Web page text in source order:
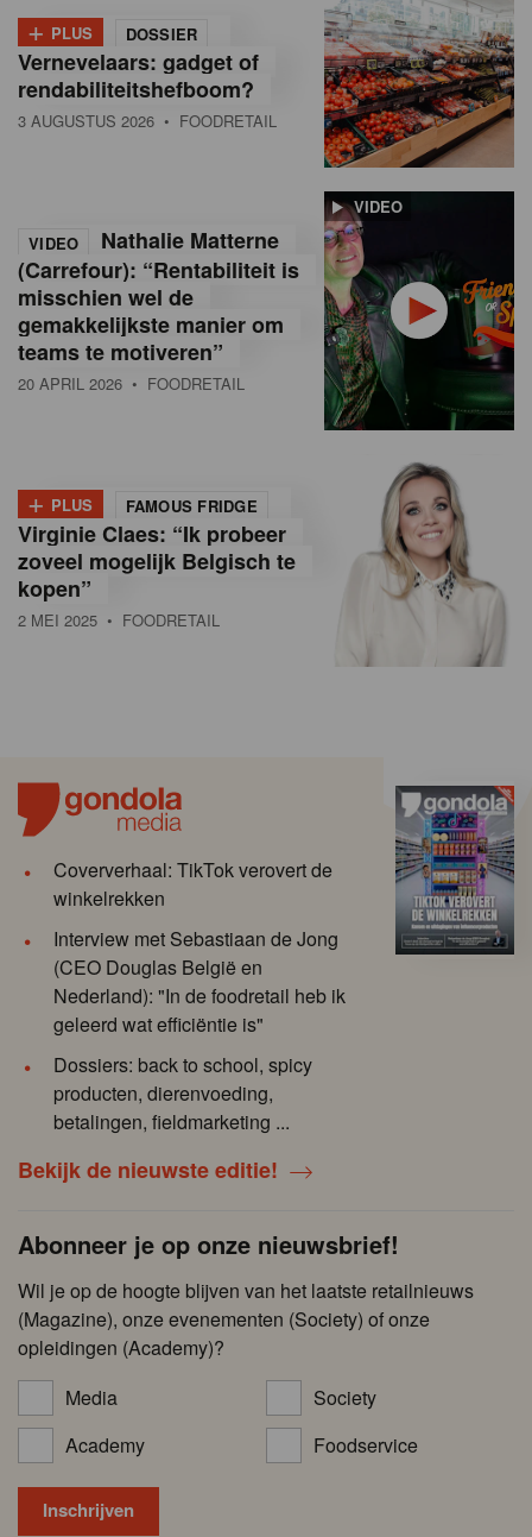
+ PLUS DOSSIER
Vernevelaars: gadget of
rendabiliteitshefboom?
3 AUGUSTUS 2026 • FOODRETAIL
VIDEO
VIDEO
Nathalie Matterne
(Carrefour): “Rentabiliteit is
misschien wel de
gemakkelijkste manier om
teams te motiveren”
20 APRIL 2026 • FOODRETAIL
+ PLUS FAMOUS FRIDGE
Virginie Claes: “Ik probeer
zoveel mogelijk Belgisch te
kopen”
2 MEI 2025 • FOODRETAIL
Coververhaal: TikTok verovert de
winkelrekken
Interview met Sebastiaan de Jong
(CEO Douglas België en
Nederland): "In de foodretail heb ik
geleerd wat efficiëntie is"
Dossiers: back to school, spicy
producten, dierenvoeding,
betalingen, fieldmarketing ...
Bekijk de nieuwste editie!
Abonneer je op onze nieuwsbrief!
Wil je op de hoogte blijven van het laatste retailnieuws
(Magazine), onze evenementen (Society) of onze
opleidingen (Academy)?
Media
Society
Academy
Foodservice